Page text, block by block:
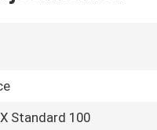
Standard 100